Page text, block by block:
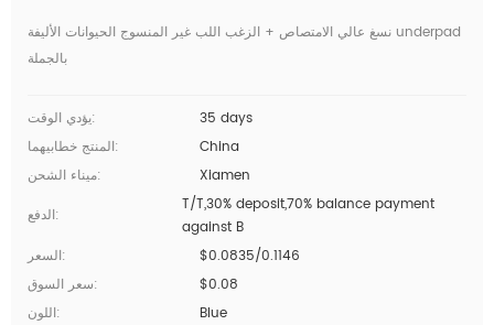
نسغ عالي الامتصاص + الزغب اللب غير المنسوج الحيوانات الأليفة underpad
بالجملة
يؤدي الوقت:
35 days
المنتج خطابيهما:
China
ميناء الشحن:
Xiamen
الدفع:
T/T,30% deposit,70% balance payment
against B
السعر:
$0.0835/0.1146
سعر السوق:
$0.08
اللون:
Blue